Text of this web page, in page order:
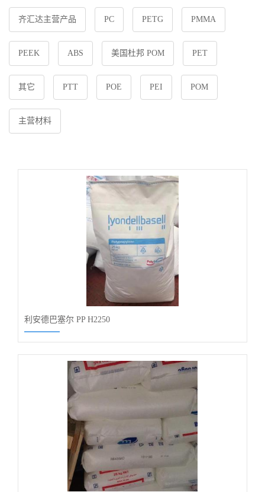
齐汇达主营产品 PC PETG PMMA
PEEK ABS 美国杜邦 POM PET
其它 PTT POE PEI POM
主营材料
利安德巴塞尔 PP H2250